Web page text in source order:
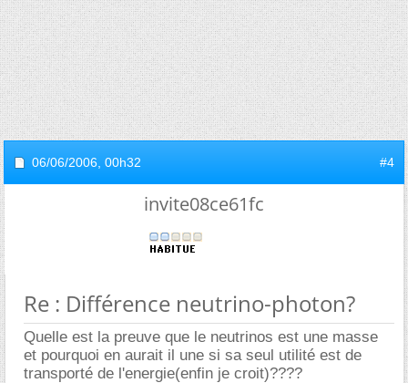
06/06/2006, 00h32 #4
invite08ce61fc
Re : Différence neutrino-photon?
Quelle est la preuve que le neutrinos est une masse
et pourquoi en aurait il une si sa seul utilité est de
transporté de l'energie(enfin je croit)????